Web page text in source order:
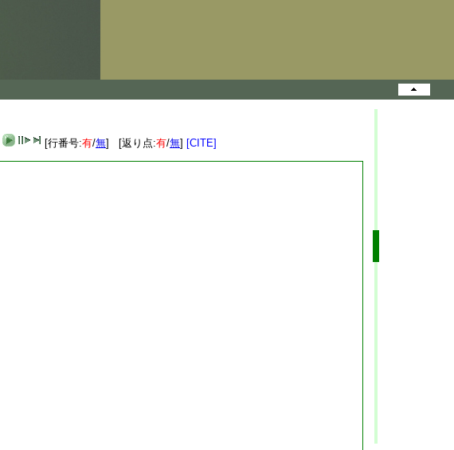
[行番号:有/無] [返り点:有/無] [CITE]